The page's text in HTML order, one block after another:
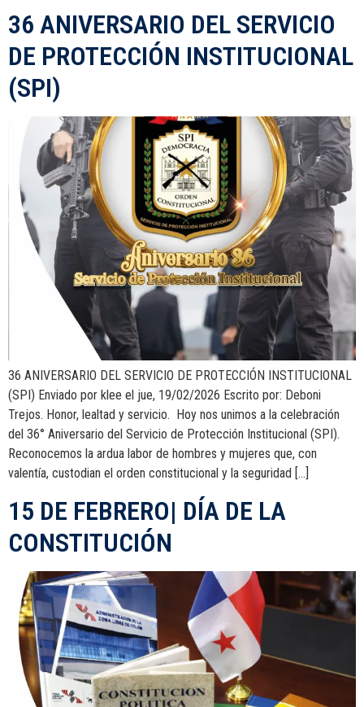
36 ANIVERSARIO DEL SERVICIO
DE PROTECCIÓN INSTITUCIONAL
(SPI)
36 ANIVERSARIO DEL SERVICIO DE PROTECCIÓN INSTITUCIONAL
(SPI) Enviado por klee el jue, 19/02/2026 Escrito por: Deboni
Trejos. Honor, lealtad y servicio. Hoy nos unimos a la celebración
del 36° Aniversario del Servicio de Protección Institucional (SPI).
Reconocemos la ardua labor de hombres y mujeres que, con
valentía, custodian el orden constitucional y la seguridad […]
15 DE FEBRERO| DÍA DE LA
CONSTITUCIÓN